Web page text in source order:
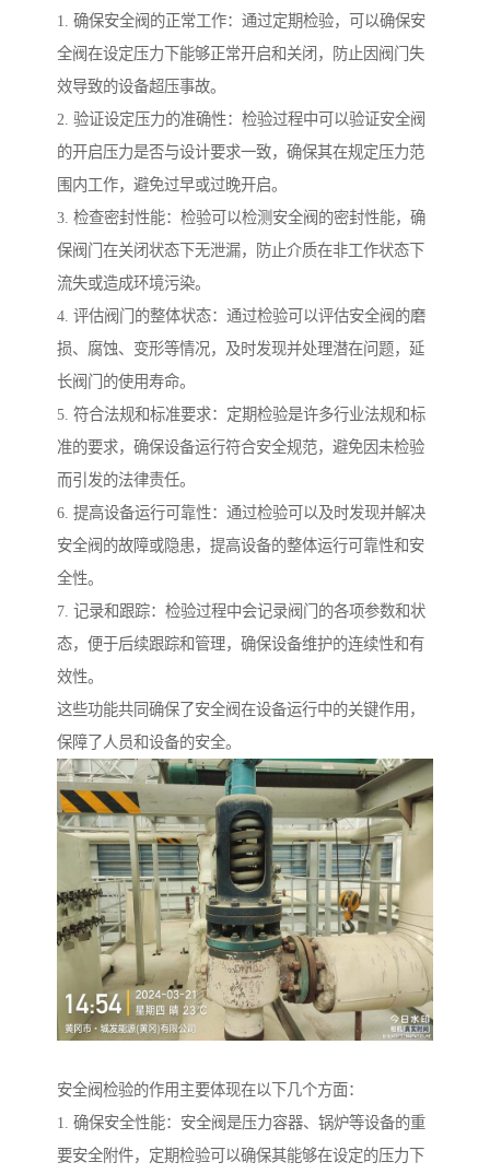
1. 确保安全阀的正常工作：通过定期检验，可以确保安
全阀在设定压力下能够正常开启和关闭，防止因阀门失
效导致的设备超压事故。
2. 验证设定压力的准确性：检验过程中可以验证安全阀
的开启压力是否与设计要求一致，确保其在规定压力范
围内工作，避免过早或过晚开启。
3. 检查密封性能：检验可以检测安全阀的密封性能，确
保阀门在关闭状态下无泄漏，防止介质在非工作状态下
流失或造成环境污染。
4. 评估阀门的整体状态：通过检验可以评估安全阀的磨
损、腐蚀、变形等情况，及时发现并处理潜在问题，延
长阀门的使用寿命。
5. 符合法规和标准要求：定期检验是许多行业法规和标
准的要求，确保设备运行符合安全规范，避免因未检验
而引发的法律责任。
6. 提高设备运行可靠性：通过检验可以及时发现并解决
安全阀的故障或隐患，提高设备的整体运行可靠性和安
全性。
7. 记录和跟踪：检验过程中会记录阀门的各项参数和状
态，便于后续跟踪和管理，确保设备维护的连续性和有
效性。
这些功能共同确保了安全阀在设备运行中的关键作用，
保障了人员和设备的安全。
安全阀检验的作用主要体现在以下几个方面：
1. 确保安全性能：安全阀是压力容器、锅炉等设备的重
要安全附件，定期检验可以确保其能够在设定的压力下